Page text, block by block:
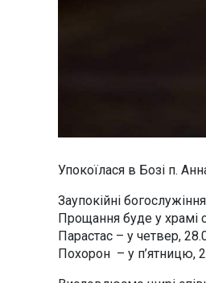
Упокоїлася в Бозі п.
Заупокійні
Прощання буде у храмі
Парастас – у четвер,
Похорон – у п’ятницю,